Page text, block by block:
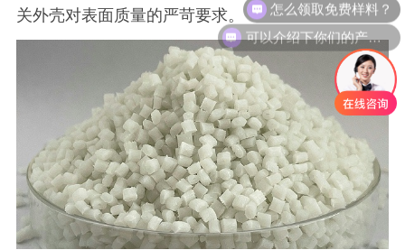
关外壳对表面质量的严苛要求。
可以介绍下你们的产品么